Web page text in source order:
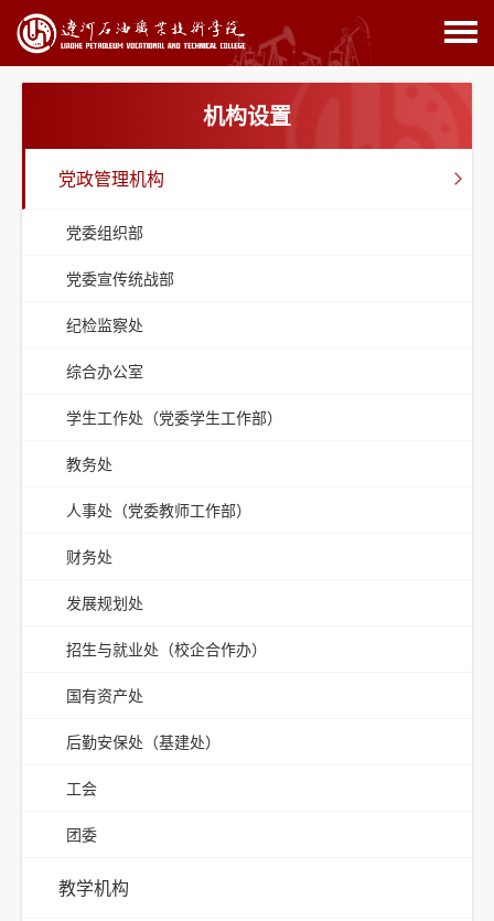
机构设置
党政管理机构
党委组织部
党委宣传统战部
纪检监察处
综合办公室
学生工作处（党委学生工作部）
教务处
人事处（党委教师工作部）
财务处
发展规划处
招生与就业处（校企合作办）
国有资产处
后勤安保处（基建处）
工会
团委
教学机构